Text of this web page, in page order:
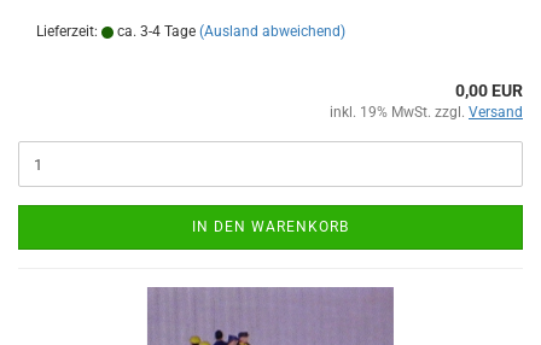
Lieferzeit: ca. 3-4 Tage (Ausland abweichend)
0,00 EUR
inkl. 19% MwSt. zzgl. Versand
IN DEN WARENKORB